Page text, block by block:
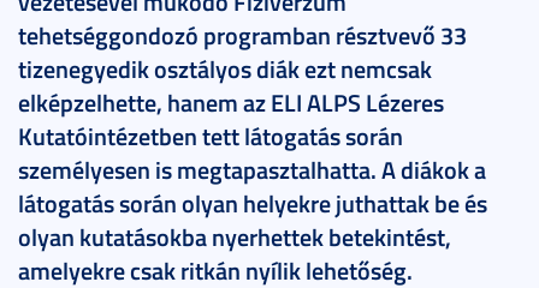
tehetséggondozó programban résztvevő 33
tizenegyedik osztályos diák ezt nemcsak
elképzelhette, hanem az ELI ALPS Lézeres
Kutatóintézetben tett látogatás során
személyesen is megtapasztalhatta. A diákok a
látogatás során olyan helyekre juthattak be és
olyan kutatásokba nyerhettek betekintést,
amelyekre csak ritkán nyílik lehetőség.